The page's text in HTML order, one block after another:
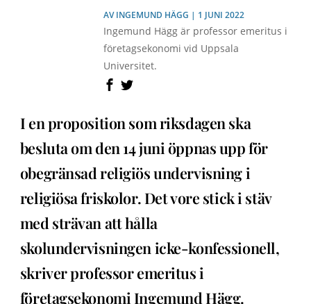
AVINGEMUND HÄGG | 1 JUNI 2022
Ingemund Hägg är professor emeritus i
företagsekonomi vid Uppsala
Universitet.
I en proposition som riksdagen ska
besluta om den 14 juni öppnas upp för
obegränsad religiös undervisning i
religiösa friskolor. Det vore stick i stäv
med strävan att hålla
skolundervisningen icke-konfessionell,
skriver professor emeritus i
företagsekonomi Ingemund Hägg.